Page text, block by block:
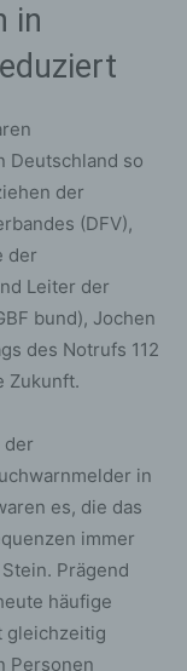
in
Deutschland so
der
(DFV),
der
Leiter der
bund), Jochen
des Notrufs 112
Zukunft.
der
in
es, die das
immer
Prägend
häufige
gleichzeitig
Personen